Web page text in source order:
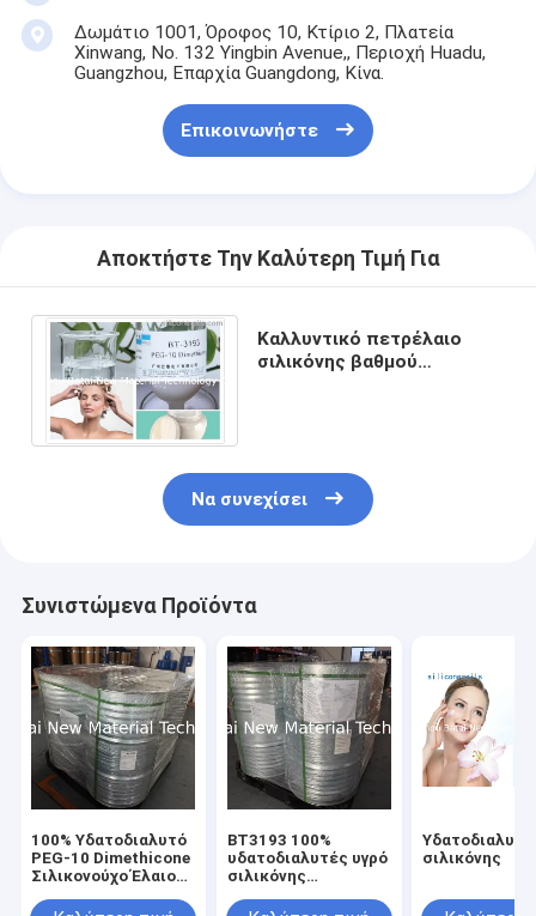
Δωμάτιο 1001, Όροφος 10, Κτίριο 2, Πλατεία
Xinwang, No. 132 Yingbin Avenue,, Περιοχή Huadu,
Guangzhou, Επαρχία Guangdong, Κίνα.
Επικοινωνήστε
Αποκτήστε Την Καλύτερη Τιμή Για
Καλλυντικό πετρέλαιο
σιλικόνης βαθμού
Να συνεχίσει
Συνιστώμενα Προϊόντα
100% Υδατοδιαλυτό
PEG-10 Dimethicone
Σιλικονούχο Έλαιο
Απαλότητα και
BT3193 100%
υδατοδιαλυτές υγρό
σιλικόνης
10 για βελτιωμένες
Υδατοδιαλυτό
σιλικόνης